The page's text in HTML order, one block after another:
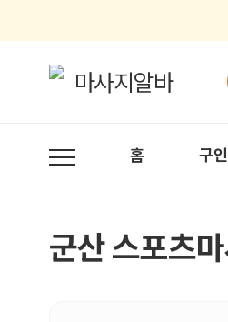
홈 구
군산 스포츠